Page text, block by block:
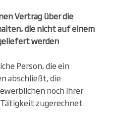
Vertrag über die
die nicht auf einem
werden
Person, die ein
abschließt, die
noch ihrer
zugerechnet